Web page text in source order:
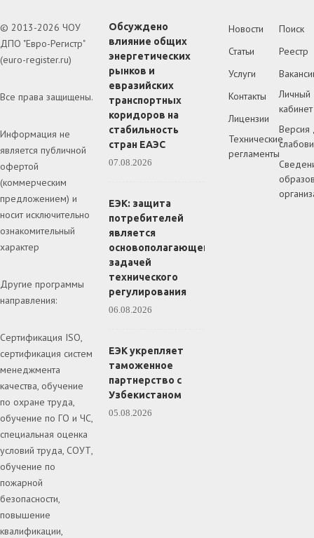
© 2013-2026 ЧОУ
ДПО "Евро-Регистр"
(euro-register.ru)
Все права защищены.
Информация не
является публичной
офертой
(коммерческим
предложением) и
носит исключительно
ознакомительный
характер
Другие программы
направления:
Сертификация ISO,
сертификация систем
менеджмента
качества, обучение
по охране труда,
обучение по ГО и ЧС,
специальная оценка
условий труда, СОУТ,
обучение по
пожарной
безопасности,
повышение
квалификации,
Обсуждено
влияние общих
энергетических
рынков и
евразийских
транспортных
коридоров на
стабильность
стран ЕАЭС
07.08.2026
ЕЭК: защита
потребителей
является
основополагающей
задачей
технического
регулирования
06.08.2026
ЕЭК укрепляет
таможенное
партнерство с
Узбекистаном
05.08.2026
Новости
Статьи
Услуги
Контакты
Лицензии
Технические
регламенты
Поиск
Реестр
Личный
кабинет
Версия